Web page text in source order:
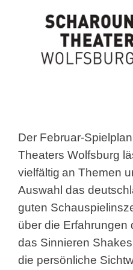
Der Februar-
Theaters Wolfsburg
vielfältig an Themen
Auswahl das
guten
über die Erfahrungen
das Sinnieren
die persönliche